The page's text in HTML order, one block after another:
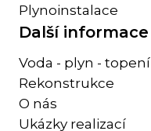
Plynoinstalace
Další informace
Voda - plyn - topení
Rekonstrukce
O nás
Ukázky realizací